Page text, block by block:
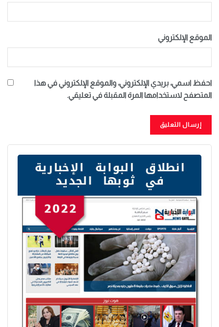
الموقع الإلكتروني
احفظ اسمي، بريدي الإلكتروني، والموقع الإلكتروني في هذا
المتصفح لاستخدامها المرة المقبلة في تعليقي.